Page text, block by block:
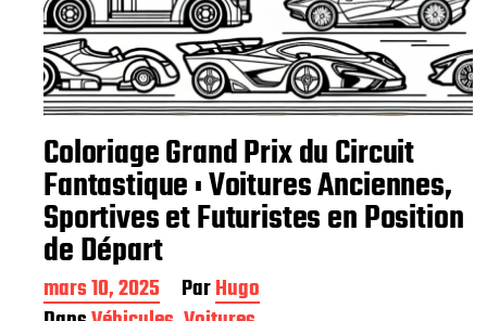
Coloriage Grand Prix du Circuit
Fantastique : Voitures Anciennes,
Sportives et Futuristes en Position
de Départ
D
a
mars 10, 2025 ParHugo